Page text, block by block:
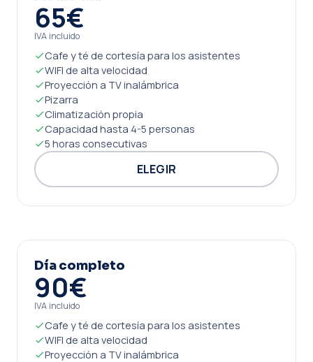
65€
IVA incluido
Cafe y té de cortesía para los asistentes
WIFI de alta velocidad
Proyección a TV inalámbrica
Pizarra
Climatización propia
Capacidad hasta 4-5 personas
5 horas consecutivas
ELEGIR
Día completo
90€
IVA incluido
Cafe y té de cortesía para los asistentes
WIFI de alta velocidad
Proyección a TV inalámbrica